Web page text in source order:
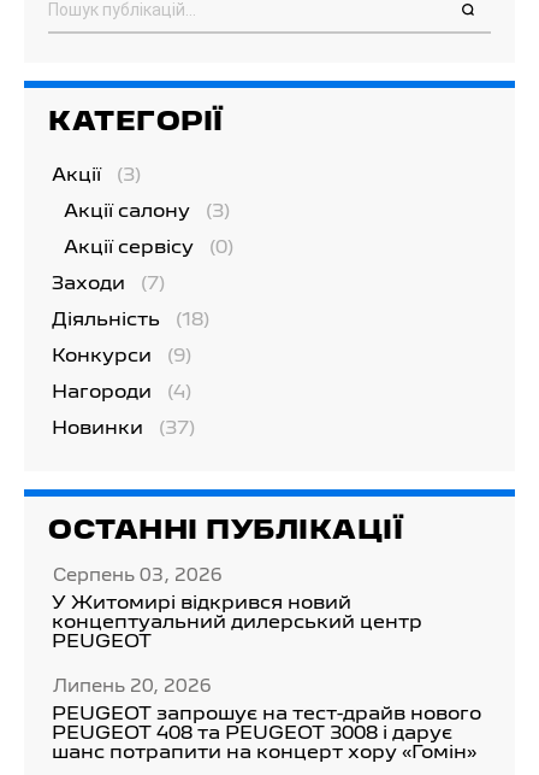
КАТЕГОРІЇ
Акції (3)
Акції салону (3)
Акції сервісу (0)
Заходи (7)
Діяльність (18)
Конкурси (9)
Нагороди (4)
Новинки (37)
ОСТАННІ ПУБЛІКАЦІЇ
Серпень 03, 2026
У Житомирі відкрився новий
концептуальний дилерський центр
PEUGEOT
Липень 20, 2026
PEUGEOT запрошує на тест-драйв нового
PEUGEOT 408 та PEUGEOT 3008 і дарує
шанс потрапити на концерт хору «Гомін»